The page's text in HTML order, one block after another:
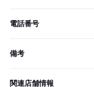
電話番号
備考
関連店舗情報